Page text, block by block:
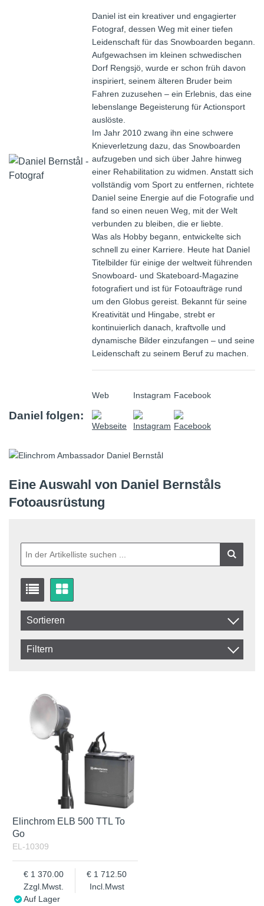
Daniel ist ein kreativer und engagierter
Fotograf, dessen Weg mit einer tiefen
Leidenschaft für das Snowboarden begann.
Aufgewachsen im kleinen schwedischen
Dorf Rengsjö, wurde er schon früh davon
inspiriert, seinem älteren Bruder beim
Fahren zuzusehen – ein Erlebnis, das eine
lebenslange Begeisterung für Actionsport
auslöste.
Im Jahr 2010 zwang ihn eine schwere
Knieverletzung dazu, das Snowboarden
aufzugeben und sich über Jahre hinweg
einer Rehabilitation zu widmen. Anstatt sich
vollständig vom Sport zu entfernen, richtete
Daniel seine Energie auf die Fotografie und
fand so einen neuen Weg, mit der Welt
verbunden zu bleiben, die er liebte.
Was als Hobby begann, entwickelte sich
schnell zu einer Karriere. Heute hat Daniel
Titelbilder für einige der weltweit führenden
Snowboard- und Skateboard-Magazine
fotografiert und ist für Fotoaufträge rund
um den Globus gereist. Bekannt für seine
Kreativität und Hingabe, strebt er
kontinuierlich danach, kraftvolle und
dynamische Bilder einzufangen – und seine
Leidenschaft zu seinem Beruf zu machen.
Daniel folgen:
Web Instagram Facebook
Eine Auswahl von Daniel Bernståls
Fotoausrüstung
Sortieren
Artikelkod
Filtern
Elinchrom ELB 500 TTL To
Go
EL-10309
Zzgl.Mwst.
1 370.00
Incl.Mwst
1 712.50
Auf Lager